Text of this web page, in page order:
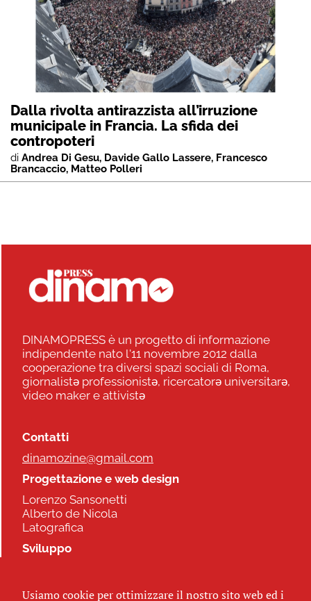
Dalla rivolta antirazzista all’irruzione
municipale in Francia. La sfida dei
contropoteri
di Andrea Di Gesu, Davide Gallo Lassere, Francesco
Brancaccio, Matteo Polleri
DINAMOPRESS è un progetto di informazione
indipendente nato l'11 novembre 2012 dalla
cooperazione tra diversi spazi sociali di Roma,
giornalistə professionistə, ricercatorə universitarə,
video maker e attivistə
Contatti
dinamozine@gmail.com
Progettazione e web design
Lorenzo Sansonetti
Alberto de Nicola
Latografica
Sviluppo
Usiamo cookie per ottimizzare il nostro sito web ed i